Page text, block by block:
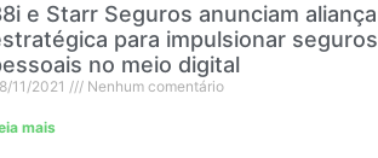
e Starr Seguros anunciam aliança
para impulsionar seguros
no meio digital
11/2021 Nenhum comentário
mais